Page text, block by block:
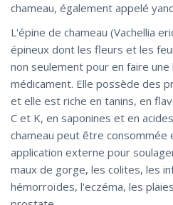
chameau, également appelé
L'épine de chameau (Vachellia
épineux dont les fleurs et les
non seulement pour en faire
médicament. Elle possède des
et elle est riche en tanins, en
C et K, en saponines et en
chameau peut être consommée
application externe pour
maux de gorge, les colites, les
hémorroïdes, l'eczéma, les